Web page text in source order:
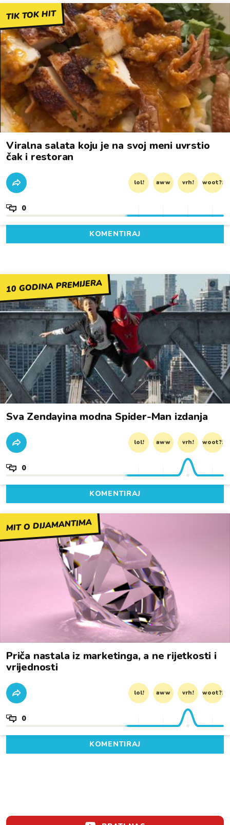
TIK TOK HIT
Viralna salata koju je na svoj meni uvrstio
čak i restoran
lol! aww vrh! woot?!
0
KOMENTIRAJ
10 GODINA PREMIJERA
Sva Zendayina modna Spider-Man izdanja
lol! aww vrh! woot?!
0
KOMENTIRAJ
MIT O DIJAMANTIMA
Priča nastala iz marketinga, a ne rijetkosti i
vrijednosti
lol! aww vrh! woot?!
0
KOMENTIRAJ